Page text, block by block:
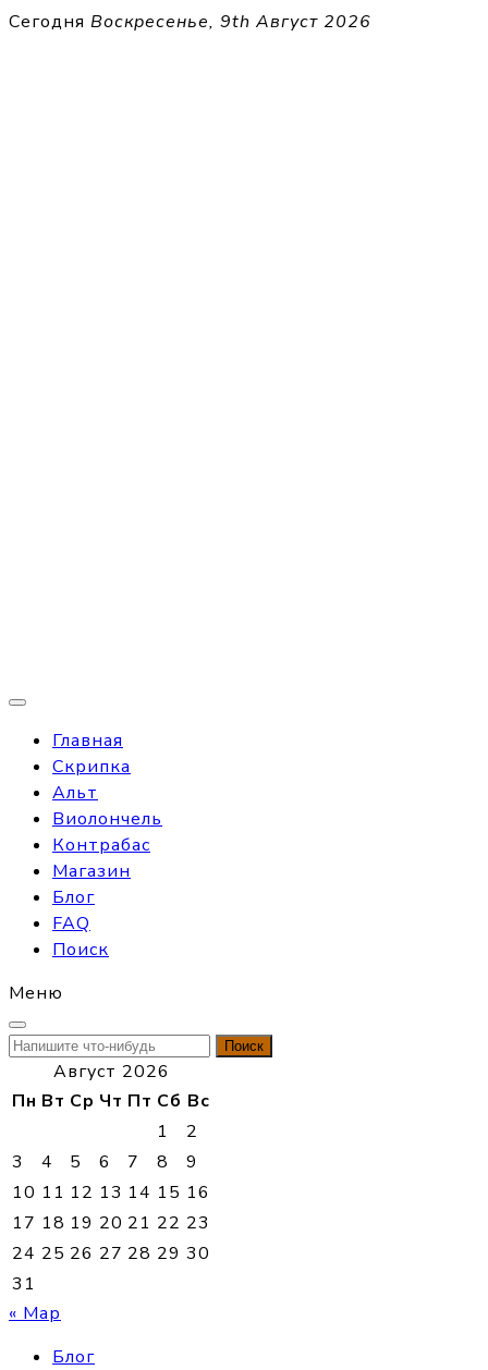
Перейти
Сегодня Воскресенье, 9th Август 2026
Главная
Скрипка
Альт
Виолончель
Контрабас
Магазин
Блог
FAQ
Поиск
Меню
Найти:
Август 2026
Пн Вт Ср Чт Пт Сб Вс
1
2
3
4 5 6 7 8
9
10 11 12 13 14 15 16
17 18 19 20 21 22 23
24 25 26 27 28 29 30
31
« Мар
Блог